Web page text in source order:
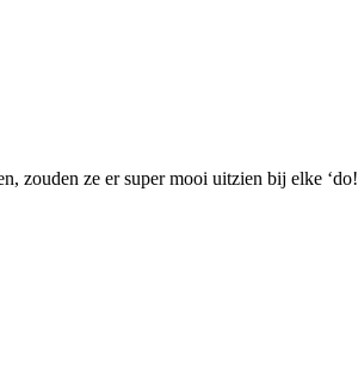
zouden ze er super mooi uitzien bij elke ‘do!